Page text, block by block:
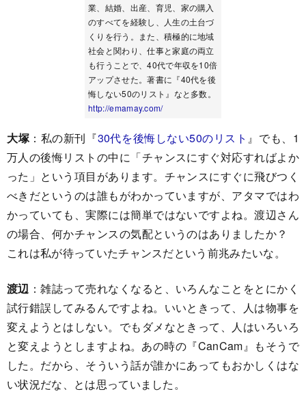
業、結婚、出産、育児、家の購入
のすべてを経験し、人生の土台づ
くりを行う。また、積極的に地域
社会と関わり、仕事と家庭の両立
も行うことで、40代で年収を10倍
アップさせた。著書に『40代を後
悔しない50のリスト』なと多数。
http://emamay.com/
大塚：私の新刊『30代を後悔しない50のリスト 』でも、1
万人の後悔リストの中に「チャンスにすぐ対応すればよか
った」という項目があります。チャンスにすぐに飛びつく
べきだというのは誰もがわかっていますが、アタマではわ
かっていても、実際には簡単ではないですよね。渡辺さん
の場合、何かチャンスの気配というのはありましたか？
これは私が待っていたチャンスだという前兆みたいな。
渡辺 ：雑誌って売れなくなると、いろんなことをとにかく
試行錯誤してみるんですよね。いいときって、人は物事を
変えようとはしない。でもダメなときって、人はいろいろ
と変えようとしますよね。あの時の『CanCam』もそうで
した。だから、そういう話が誰かにあってもおかしくはな
い状況だな、とは思っていました。